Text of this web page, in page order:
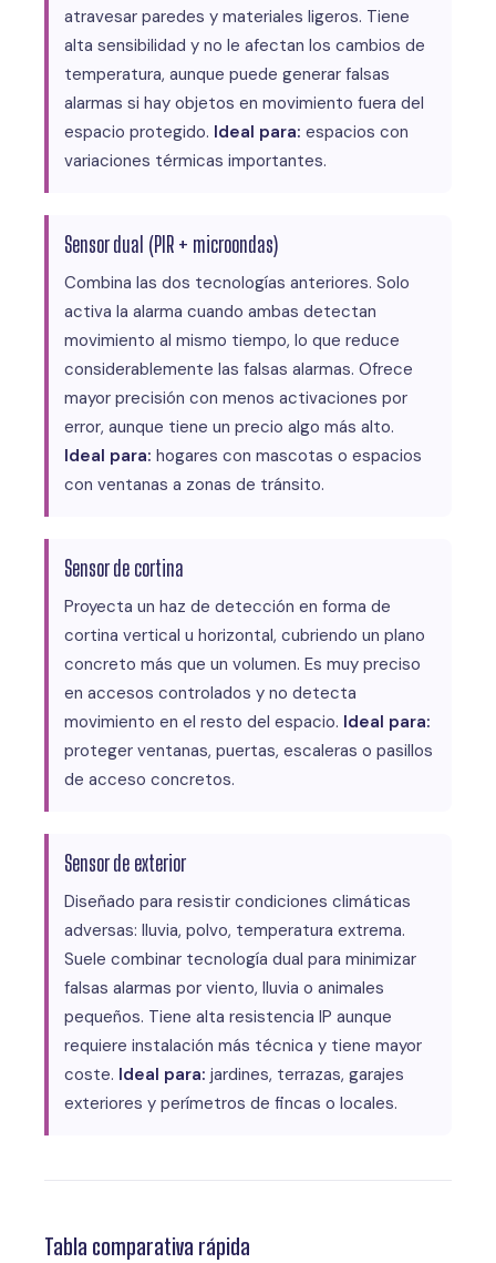
atravesar paredes y materiales ligeros. Tiene
alta sensibilidad y no le afectan los cambios de
temperatura, aunque puede generar falsas
alarmas si hay objetos en movimiento fuera del
espacio protegido. Ideal para: espacios con
variaciones térmicas importantes.
Sensor dual (PIR + microondas)
Combina las dos tecnologías anteriores. Solo
activa la alarma cuando ambas detectan
movimiento al mismo tiempo, lo que reduce
considerablemente las falsas alarmas. Ofrece
mayor precisión con menos activaciones por
error, aunque tiene un precio algo más alto.
Ideal para: hogares con mascotas o espacios
con ventanas a zonas de tránsito.
Sensor de cortina
Proyecta un haz de detección en forma de
cortina vertical u horizontal, cubriendo un plano
concreto más que un volumen. Es muy preciso
en accesos controlados y no detecta
movimiento en el resto del espacio. Ideal para:
proteger ventanas, puertas, escaleras o pasillos
de acceso concretos.
Sensor de exterior
Diseñado para resistir condiciones climáticas
adversas: lluvia, polvo, temperatura extrema.
Suele combinar tecnología dual para minimizar
falsas alarmas por viento, lluvia o animales
pequeños. Tiene alta resistencia IP aunque
requiere instalación más técnica y tiene mayor
coste. Ideal para: jardines, terrazas, garajes
exteriores y perímetros de fincas o locales.
Tabla comparativa rápida